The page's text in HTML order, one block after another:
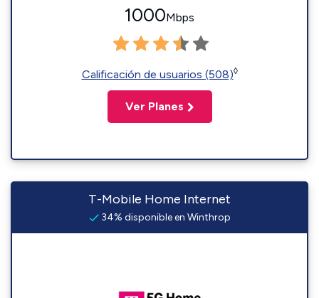
1000Mbps
Calificación de usuarios (508)◊
Ver Planes
T-Mobile Home Internet
34% disponible en Winthrop